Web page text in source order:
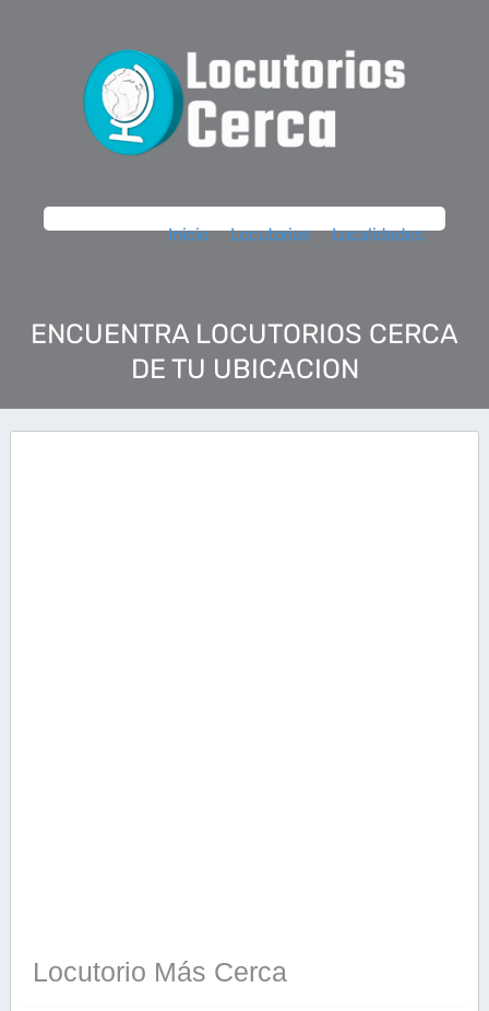
Inicio Locutorios Localidades
ENCUENTRA LOCUTORIOS CERCA
DE TU UBICACION
Locutorio Más Cerca